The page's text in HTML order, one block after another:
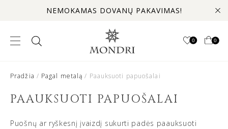
NEMOKAMAS DOVANŲ PAKAVIMAS!
0 0
Pradžia / Pagal metalą / Paauksuoti papuošalai
PAAUKSUOTI PAPUOŠALAI
Puošnų ar ryškesnį įvaizdį sukurti padės paauksuoti